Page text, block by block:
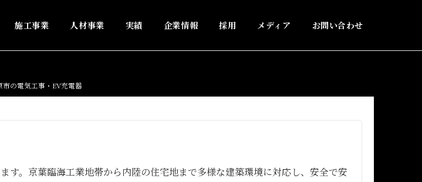
施工事業 人材事業 実績 企業情報 採用 メディア お問い合わせ
市の電気工事・EV充電器
す。京葉臨海工業地帯から内陸の住宅地まで多様な建築環境に対応し、安全で安